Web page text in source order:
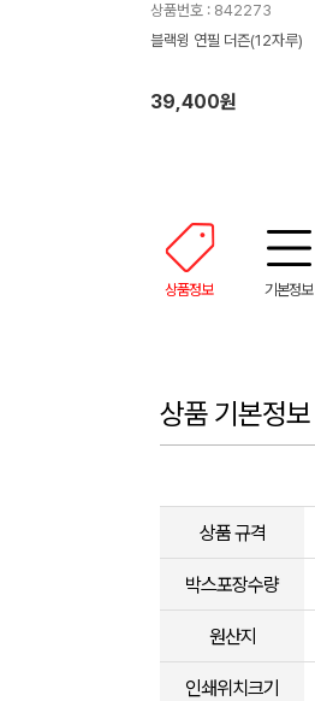
상품번호 : 842273
블랙윙 연필 더즌(12자루)
39,400원
상품정보 기본정보
상품 기본정보
상품 규격
박스포장수량
원산지
인쇄위치크기